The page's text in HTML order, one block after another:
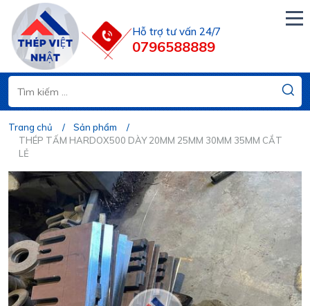
Hỗ trợ tư vấn 24/7
0796588889
Trang chủ
Sản phẩm
THÉP TẤM HARDOX500 DÀY 20MM 25MM 30MM 35MM CẮT
LẺ